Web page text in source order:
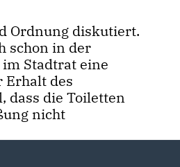
Ordnung diskutiert.
schon in der
Stadtrat eine
Erhalt des
dass die Toiletten
nicht